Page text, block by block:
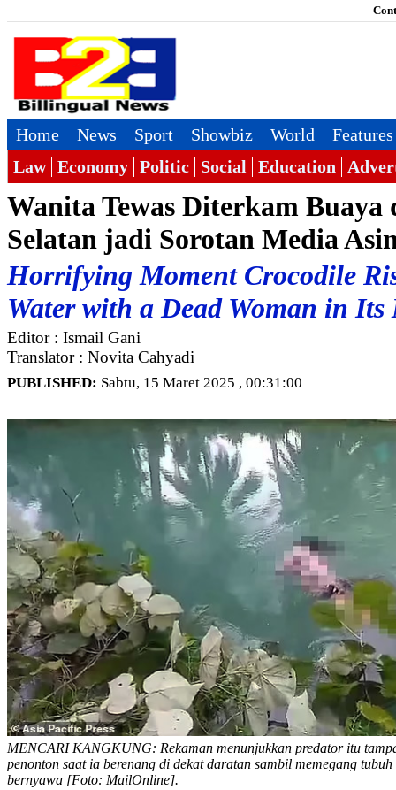
Home News Sport Showbiz World
Features
Law Economy Politic Social Education
Wanita Tewas Diterkam Buaya
Selatan jadi Sorotan Media
Horrifying Moment Crocodile
Water with a Dead Woman in
Editor : Ismail Gani
Translator : Novita Cahyadi
PUBLISHED: Sabtu, 15 Maret 2025 , 00:31:00
MENCARI KANGKUNG: Rekaman menunjukkan predator itu
penonton saat ia berenang di dekat daratan sambil memegang
bernyawa [Foto: MailOnline].